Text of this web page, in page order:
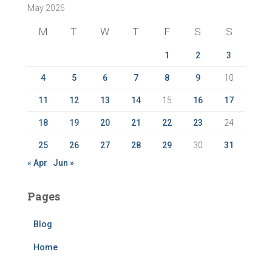
h
May 2026
M T W T F S S
1 2 3
4 5 6 7 8 9 10
11 12 13 14 15 16 17
18 19 20 21 22 23 24
25 26 27 28 29 30
31
« Apr
Jun »
Pages
Blog
Home